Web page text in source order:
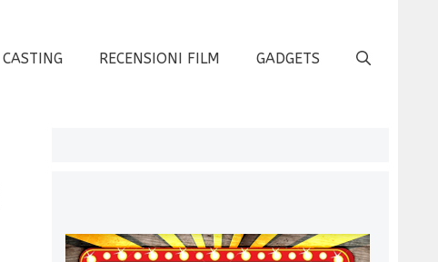
CASTING RECENSIONI FILM GADGETS